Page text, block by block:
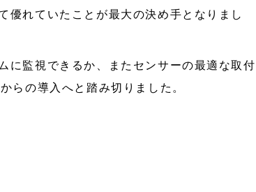
優れていたことが最大の決め手となりまし
に監視できるか、またセンサーの最適な取付
らの導入へと踏み切りました。